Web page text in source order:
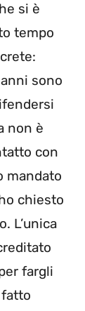
si è
tempo
sono
non è
con
mandato
chiesto
L’unica
fargli
fatto